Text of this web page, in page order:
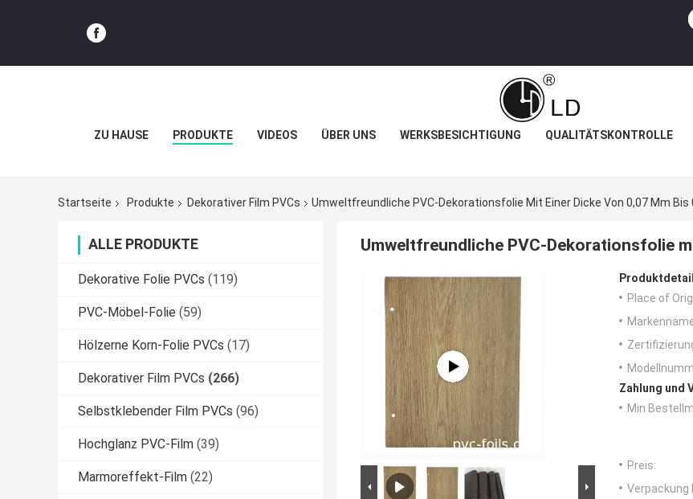
ZU HAUSE PRODUKTE VIDEOS ÜBER UNS WERKSBESICHTIGUNG QUALITÄTSKONTROLLE
Startseite Produkte Dekorativer Film PVCs Umweltfreundliche PVC-Dekorationsfolie Mit Einer Dicke Von 0,07 Mm Bis
ALLE PRODUKTE
Dekorative Folie PVCs (119)
PVC-Möbel-Folie (59)
Hölzerne Korn-Folie PVCs (17)
Dekorativer Film PVCs (266)
Selbstklebender Film PVCs (96)
Hochglanz PVC-Film (39)
Marmoreffekt-Film (22)
Umweltfreundliche PVC-Dekorationsfolie
Place of
Zahlung und
Min
Preis:
Verpackung